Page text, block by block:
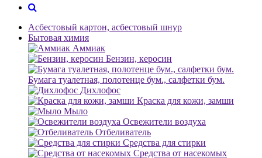
Асбестовый картон, асбестовый шнур
Бытовая химия
Аммиак
Бензин, керосин
Бумага туалетная, полотенце бум., салфетки бум.
Дихлофос
Краска для кожи, замши
Мыло
Освежители воздуха
Отбеливатель
Средства для стирки
Средства от насекомых